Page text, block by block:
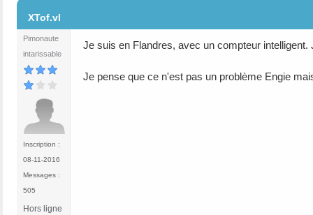
XTof.vl
Pimonaute
intarissable
Inscription :
08-11-2016
Messages :
505
Je suis en Flandres, avec un compteur
Je pense que ce n'est pas un problème Engie
Hors ligne